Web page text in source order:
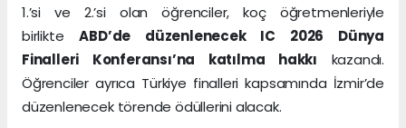
1.’si ve 2.’si olan öğrenciler, koç öğretmenleriyle
birlikteABD’de düzenlenecek IC 2026 Dünya
Finalleri Konferansı’na katılma hakkı kazandı.
Öğrenciler ayrıca Türkiye finalleri kapsamında İzmir’de
düzenlenecek törende ödüllerini alacak.